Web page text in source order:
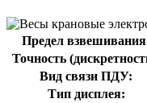
Предел
Точность
Вид связи ПДУ:
Тип дисплея: